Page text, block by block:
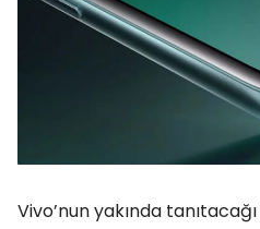
Vivo’nun yakında tanıtacağı